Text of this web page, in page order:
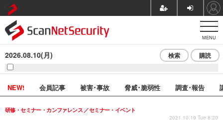
MENU
2026.08.10(月) 検索 購読
NEW! 会員記事 被害･事故 脅威･脆弱性 調査･報告
研修・セミナー・カンファレンス セミナー・イベント
2021.10.19 Tue 8:20